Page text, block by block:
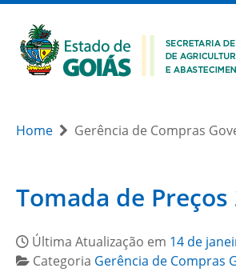
Home Gerência de Compras
Tomada de Preços
Última Atualização em 14 de
Categoria Gerência de Compras